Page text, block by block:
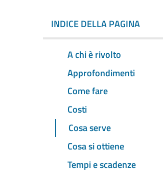
INDICE DELLA PAGINA
A chi è rivolto
Approfondimenti
Come fare
Costi
Cosa serve
Cosa si ottiene
Tempi e scadenze